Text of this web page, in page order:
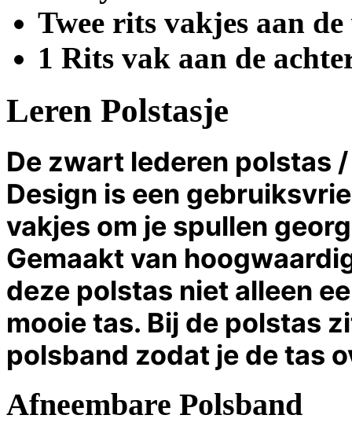
Twee rits vakjes aan
1 Rits vak aan de
Leren Polstasje
De zwart lederen polstas
Design is een
vakjes om je spullen
Gemaakt van
deze polstas niet alleen
mooie tas. Bij de polstas
polsband zodat je de tas
Afneembare Polsband